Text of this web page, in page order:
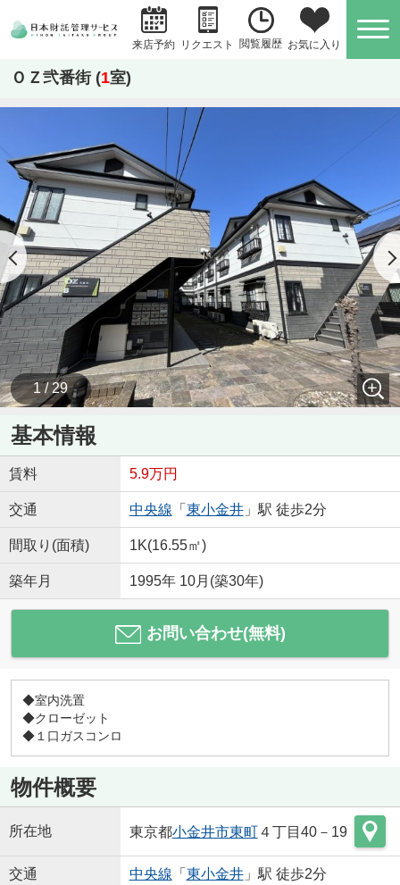
来店予約 リクエスト 閲覧履歴 お気に入り
ＯＺ弐番街 (1室)
1 / 29
基本情報
賃料 5.9万円
交通 中央線 「 東小金井」駅 徒歩2分
間取り(面積) 1K(16.55㎡)
築年月 1995年 10月(築30年)
お問い合わせ(無料)
◆室内洗置
◆クローゼット
◆１口ガスコンロ
物件概要
所在地 東京都小金井市東町４丁目40－19
交通 中央線 「 東小金井」駅 徒歩2分